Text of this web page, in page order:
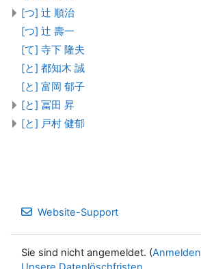
[つ] 辻 順治
[つ] 辻 壽一
[て] 寺下 隆夫
[と] 都知木 誠
[と] 富岡 郁子
[と] 冨田 昇
[と] 戸村 健郁
Website-Support
Sie sind nicht angemeldet. (Anmelden